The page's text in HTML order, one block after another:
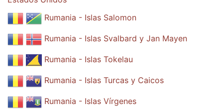
Rumania - Islas Salomon
Rumania - Islas Svalbard y Jan Mayen
Rumania - Islas Tokelau
Rumania - Islas Turcas y Caicos
Rumania - Islas Vírgenes